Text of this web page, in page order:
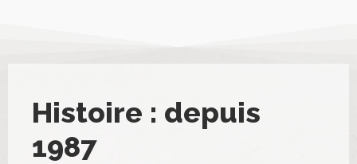
Histoire : depuis
1987